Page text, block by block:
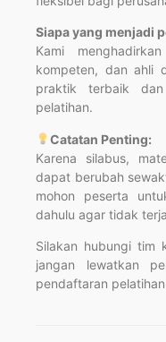
Siapa yang menjadi
Kami
kompeten, dan ahli
praktik terbaik
pelatihan.
Catatan Penting:
Karena silabus,
dapat berubah
mohon peserta
dahulu agar tidak
Silakan hubungi tim
jangan lewatkan
pendaftaran